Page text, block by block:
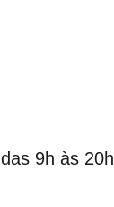
9h às 20h